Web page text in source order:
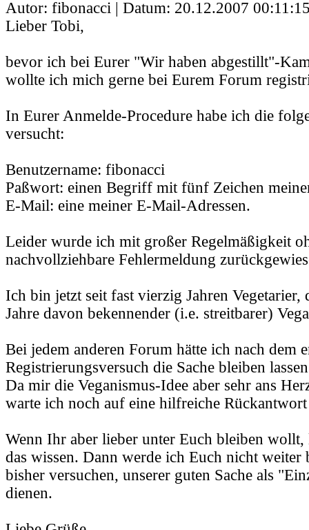
Autor: fibonacci | Datum: 20.12.2007
Lieber Tobi,
bevor ich bei Eurer "Wir haben abgestillt"-
wollte ich mich gerne bei Eurem Forum
In Eurer Anmelde-Procedure habe ich die
versucht:
Benutzername: fibonacci
Paßwort: einen Begriff mit fünf Zeichen
E-Mail: eine meiner E-Mail-Adressen.
Leider wurde ich mit großer Regelmäßigkeit
nachvollziehbare Fehlermeldung
Ich bin jetzt seit fast vierzig Jahren Vegetarier,
Jahre davon bekennender (i.e. streitbarer)
Bei jedem anderen Forum hätte ich nach dem
Registrierungsversuch die Sache bleiben
Da mir die Veganismus-Idee aber sehr ans
warte ich noch auf eine hilfreiche
Wenn Ihr aber lieber unter Euch bleiben wollt,
das wissen. Dann werde ich Euch nicht weiter
bisher versuchen, unserer guten Sache als
dienen.